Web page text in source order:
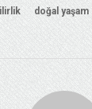
doğal yaşam